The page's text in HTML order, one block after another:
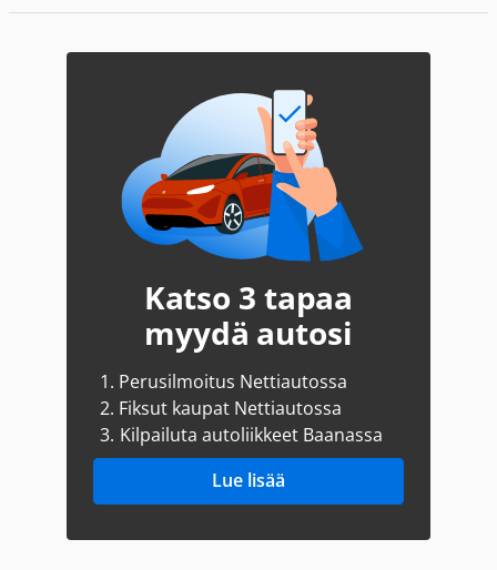
Katso 3 tapaa
myydä autosi
1. Perusilmoitus Nettiautossa
2. Fiksut kaupat Nettiautossa
3. Kilpailuta autoliikkeet Baanassa
Lue lisää